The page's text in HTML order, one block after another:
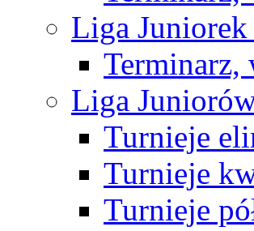
Liga
Terminarz,
Liga
Turnieje
Turnieje
Turnieje